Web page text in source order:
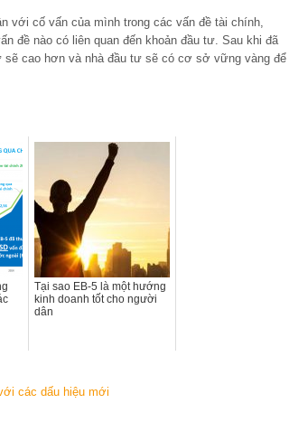
với cố vấn của mình trong các vấn đề tài chính,
đề nào có liên quan đến khoản đầu tư. Sau khi đã
sẽ cao hơn và nhà đầu tư sẽ có cơ sở vững vàng để
Tại sao EB-5 là một hướng
kinh doanh tốt cho người
dân
các dấu hiệu mới